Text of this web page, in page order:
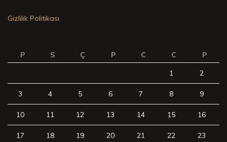
Gizlilik Politikası
P S Ç P C C
P
1
2
3 4 5 6 7 8 9
10 11 12 13 14 15 16
17 18 19 20 21 22 23